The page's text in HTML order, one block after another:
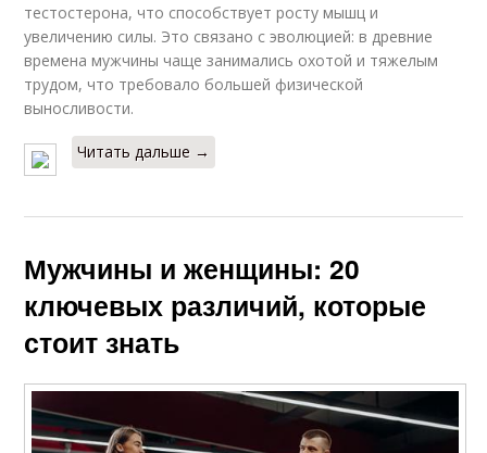
тестостерона, что способствует росту мышц и
увеличению силы. Это связано с эволюцией: в древние
времена мужчины чаще занимались охотой и тяжелым
трудом, что требовало большей физической
выносливости.
Читать дальше →
Мужчины и женщины: 20
ключевых различий, которые
стоит знать